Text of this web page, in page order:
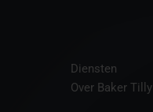
Diensten
Over Baker Tilly